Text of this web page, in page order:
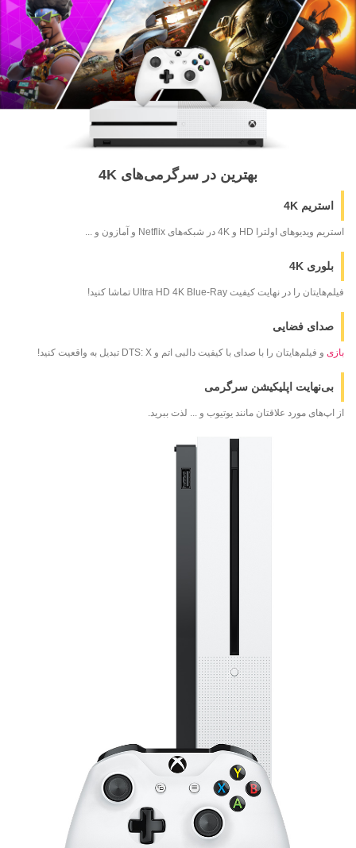
بهترین در سرگرمی‌های 4K
استریم 4K
استریم ویدیو‌های اولترا HD و 4K در شبکه‌های Netflix و آمازون و ...
بلوری 4K
فیلم‌هایتان را در نهایت کیفیت Ultra HD 4K Blue-Ray تماشا کنید!
صدای فضایی
بازی و فیلم‌هایتان را با صدای با کیفیت دالبی اتم و DTS: X تبدیل به واقعیت کنید!
بی‌نهایت اپلیکیشن‌ سرگرمی
از اپ‌های مورد علاقتان مانند یوتیوب و ... لذت ببرید.